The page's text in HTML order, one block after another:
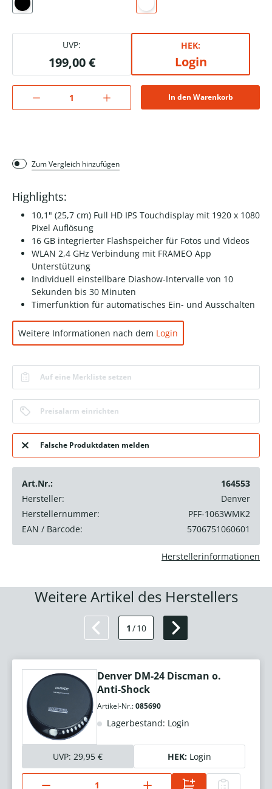
UVP:
199,00 €
HEK:
Login
In den Warenkorb
Zum Vergleich hinzufügen
Highlights:
10,1" (25,7 cm) Full HD IPS Touchdisplay mit 1920 x 1080
Pixel Auflösung
16 GB integrierter Flashspeicher für Fotos und Videos
WLAN 2,4 GHz Verbindung mit FRAMEO App
Unterstützung
Individuell einstellbare Diashow-Intervalle von 10
Sekunden bis 30 Minuten
Timerfunktion für automatisches Ein- und Ausschalten
Weitere Informationen nach dem Login
Auf eine Merkliste setzen
Preisalarm einrichten
Falsche Produktdaten melden
Art.Nr.:
164553
Hersteller:
Denver
Herstellernummer:
PFF-1063WMK2
EAN / Barcode:
5706751060601
Herstellerinformationen
Weitere Artikel des Herstellers
1 /10
Denver DM-24 Discman o.
Anti-Shock
Artikel-Nr.:085690
Lagerbestand: Login
UVP: 29,95 € HEK: Login